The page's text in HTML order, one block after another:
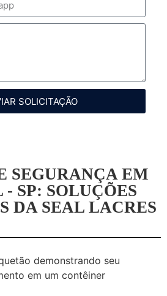
SOLICITAÇÃO
SEGURANÇA EM
SP: SOLUÇÕES
DA SEAL LACRES